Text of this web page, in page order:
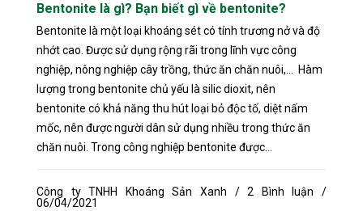
Bentonite là gì? Bạn biết gì về bentonite?
Bentonite là một loại khoáng sét có tính trương nở và độ
nhớt cao. Được sử dụng rộng rãi trong lĩnh vực công
nghiệp, nông nghiệp cây trồng, thức ăn chăn nuôi,... Hàm
lượng trong bentonite chủ yếu là silic dioxit, nên
bentonite có khả năng thu hút loại bỏ độc tố, diệt nấm
mốc, nên được người dân sử dụng nhiều trong thức ăn
chăn nuôi. Trong công nghiệp bentonite được...
Công ty TNHH Khoáng Sản Xanh / 2 Bình luận /
06/04/2021